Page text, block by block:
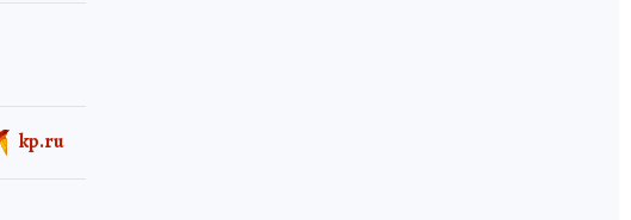
kp.ru